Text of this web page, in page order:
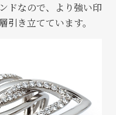
ドなので、より強い印
き立てています。